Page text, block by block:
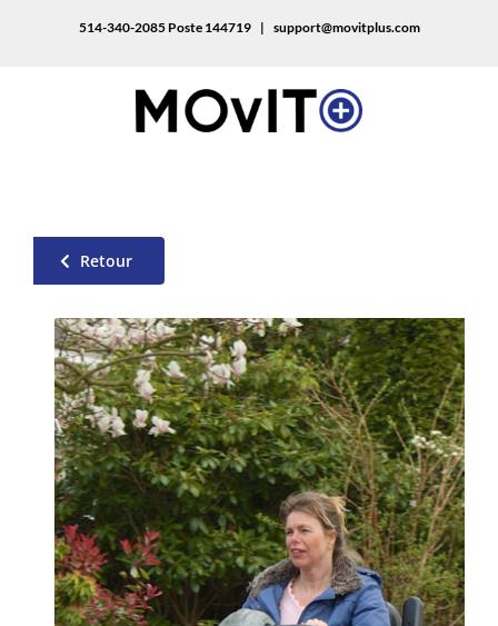
514-340-2085 Poste 144719 | support@movitplus.com
Retour